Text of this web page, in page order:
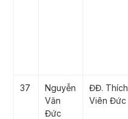
37
Nguyễn
Văn
Đức
ĐĐ. Thích
Viên Đức